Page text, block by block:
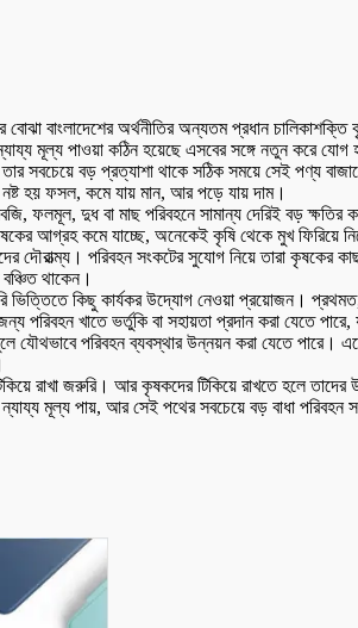
বোঝা বাংলাদেশের অর্থনীতির অন্যতম প্রধান
ন্যায্য মূল্য পাওয়া কঠিন হয়েছে এসবের সঙ্গে নতুন করে
বড় প্রত্যাশা থাকে সঠিক সময়ে সেই পণ্য
হয় ফসল, কমে যায় মান, আর পড়ে যায় দাম।
ফলমূল, দুধ বা মাছ পরিবহনে সামান্য দেরিই বড় ক্ষতির
আগ্রহ কমে যাচ্ছে, অনেকেই কৃষি থেকে মুখ ফিরিয়ে
পরিবহন সংকটের সুযোগ নিয়ে তারা কৃষকের
থাকেন।
কিছু কার্যকর উদ্যোগ নেওয়া প্রয়োজন।
খাতে ভর্তুকি বা সহায়তা প্রদান করা যেতে পারে,
যৌথভাবে পরিবহন ব্যবস্থার উন্নয়ন করা যেতে পারে।
রাখা জরুরি। আর কৃষকদের টিকিয়ে রাখতে হলে
মূল্য পায়, আর সেই পথের সবচেয়ে বড় বাধা